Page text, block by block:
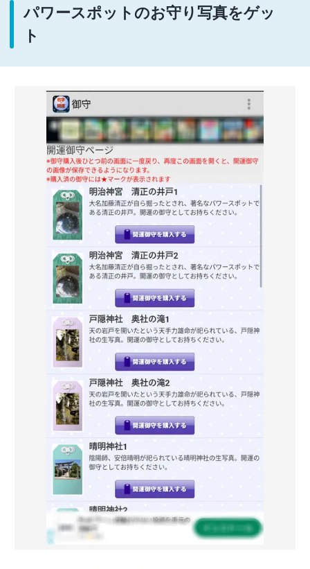
パワースポットのお守り写真をゲッ
ト